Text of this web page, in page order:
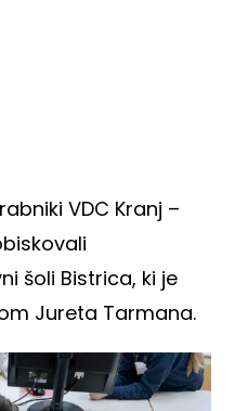
VDC Kranj –
šoli Bistrica, ki je
Jureta Tarmana.